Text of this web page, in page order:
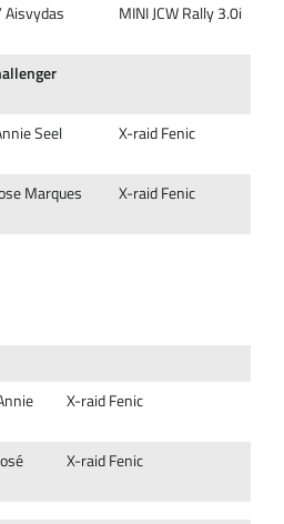
Aisvydas
MINI JCW Rally 3.0i
Seel X-raid Fenic
Marques X-raid Fenic
X-raid Fenic
X-raid Fenic